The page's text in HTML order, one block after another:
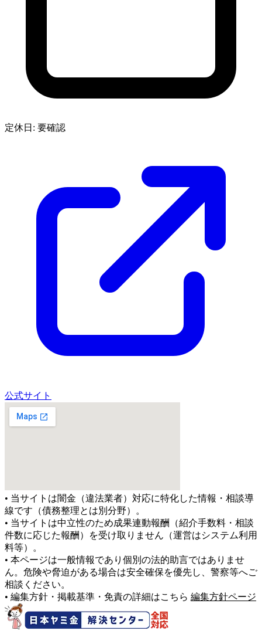
定休日: 要確認
公式サイト
• 当サイトは闇金（違法業者）対応に特化した情報・相談導
線です（債務整理とは別分野）。
• 当サイトは中立性のため成果連動報酬（紹介手数料・相談
件数に応じた報酬）を受け取りません（運営はシステム利用
料等）。
• 本ページは一般情報であり個別の法的助言ではありませ
ん。危険や脅迫がある場合は安全確保を優先し、警察等へご
相談ください。
• 編集方針・掲載基準・免責の詳細はこちら 編集方針ページ